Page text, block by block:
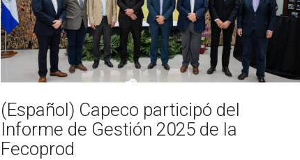
(Español) Capeco participó del
Informe de Gestión 2025 de la
Fecoprod